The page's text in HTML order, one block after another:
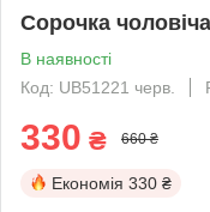
Сорочка
В наявності
Код: UB51221 черв.
330 ₴ 660 ₴
Економія 330 ₴